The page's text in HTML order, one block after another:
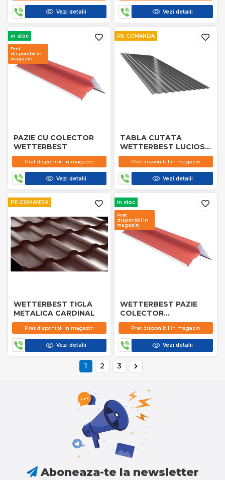
Vezi detalii Vezi detalii
in stoc
Pret
disponibil in
magazin
PAZIE CU COLECTOR
WETTERBEST
Pret disponibil in magazin
Vezi detalii
PE COMANDA
TABLA CUTATA
WETTERBEST LUCIOS
9006
Pret disponibil in magazin
Vezi detalii
PE COMANDA
WETTERBEST TIGLA
METALICA CARDINAL
Pret disponibil in magazin
Vezi detalii
in stoc
Pret
disponibil in
magazin
WETTERBEST PAZIE
COLECTOR
RANFORSATA
Pret disponibil in magazin
Vezi detalii
1 2 3
Aboneaza-te la newsletter